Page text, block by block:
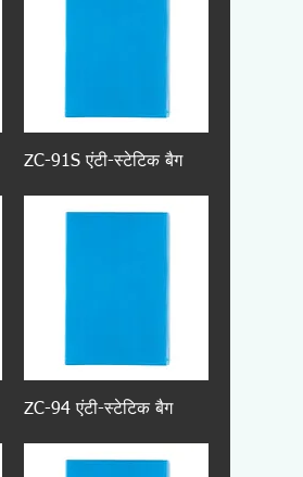
ZC-91S एंटी-स्टेटिक बैग
ZC-94 एंटी-स्टेटिक बैग